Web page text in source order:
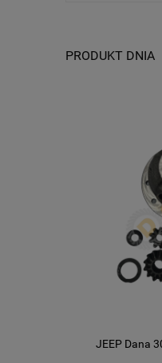
PRODUKT DNIA
JEEP Dana